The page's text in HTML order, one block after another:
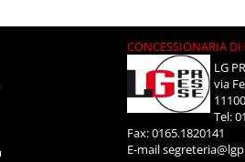
CONCESSIONARIA
LG
via
Tel:
Fax: 0165.1820141
E-mail